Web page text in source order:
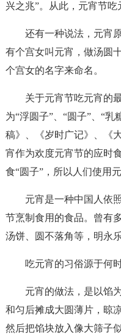
兴之兆”。从此，元宵节吃
还有一种说法，元宵
有个宫女叫元宵，做汤圆
个宫女的名字来命名。
关于元宵节吃元宵的
为“浮圆子”、“圆子”、“乳
稿》、《岁时广记》、《
宵作为欢度元宵节的应时
食“圆子”，所以人们使用
元宵是一种中国人依
节烹制食用的食品。曾有
汤饼、圆不落角等，明永
吃元宵的习俗源于何
元宵的做法，是以馅
和匀后摊成大圆薄片，晾
然后把馅块放入像大筛子